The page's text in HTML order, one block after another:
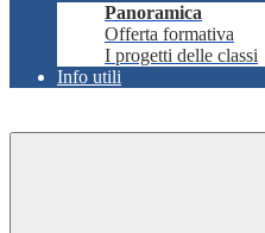
Panoramica
Offerta formativa
I progetti delle classi
Info utili